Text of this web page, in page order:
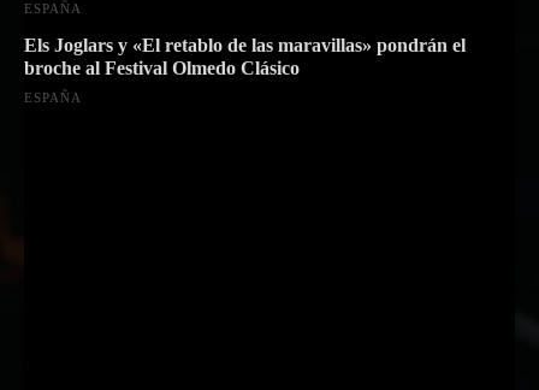
ESPAÑA
Els Joglars y «El retablo de las maravillas» pondrán el
broche al Festival Olmedo Clásico
ESPAÑA